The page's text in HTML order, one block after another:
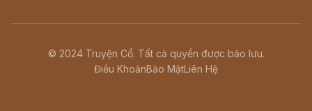
© 2024 Truyện Cổ. Tất cả quyền được bảo lưu.
Điều KhoảnBảo MậtLiên Hệ